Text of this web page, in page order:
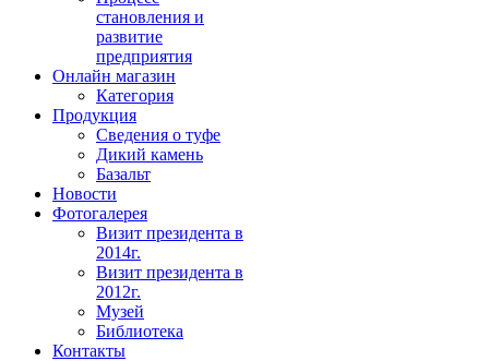
становления и
развитие
предприятия
Онлайн магазин
Категория
Продукция
Сведения о туфе
Дикий камень
Базальт
Новости
Фотогалерея
Визит президента в
2014г.
Визит президента в
2012г.
Музей
Библиотека
Контакты